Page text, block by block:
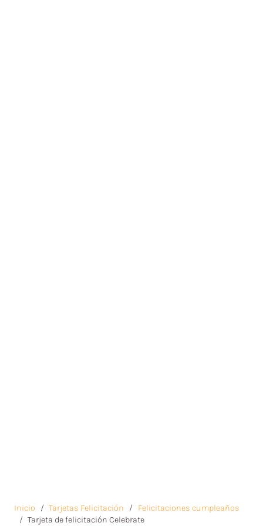
Inicio / Tarjetas Felicitación /
Felicitaciones cumpleaños
/ Tarjeta de felicitación Celebrate